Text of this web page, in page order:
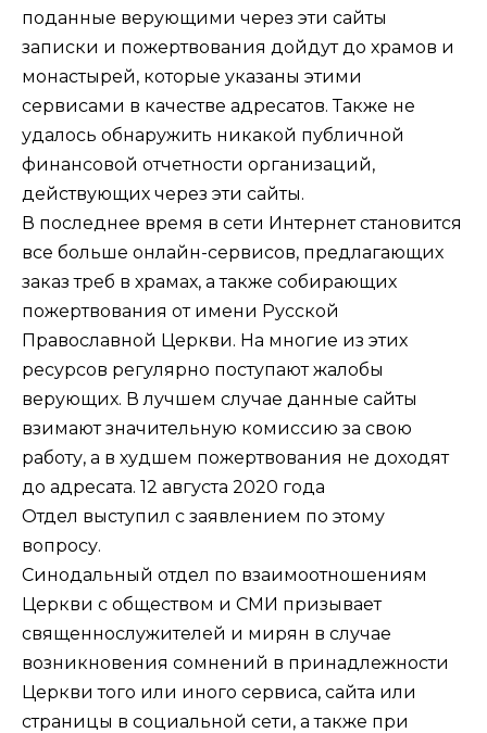
поданные верующими через эти сайты
записки и пожертвования дойдут до храмов и
монастырей, которые указаны этими
сервисами в качестве адресатов. Также не
удалось обнаружить никакой публичной
финансовой отчетности организаций,
действующих через эти сайты.
В последнее время в сети Интернет становится
все больше онлайн-сервисов, предлагающих
заказ треб в храмах, а также собирающих
пожертвования от имени Русской
Православной Церкви. На многие из этих
ресурсов регулярно поступают жалобы
верующих. В лучшем случае данные сайты
взимают значительную комиссию за свою
работу, а в худшем пожертвования не доходят
до адресата. 12 августа 2020 года
Отдел выступил с заявлением по этому
вопросу.
Синодальный отдел по взаимоотношениям
Церкви с обществом и СМИ призывает
священнослужителей и мирян в случае
возникновения сомнений в принадлежности
Церкви того или иного сервиса, сайта или
страницы в социальной сети, а также при